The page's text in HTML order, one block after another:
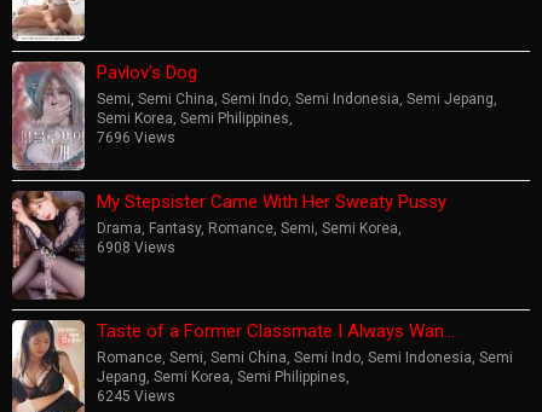
Pavlov’s Dog
Semi, Semi China, Semi Indo, Semi Indonesia, Semi Jepang,
Semi Korea, Semi Philippines,
7696 Views
My Stepsister Came With Her Sweaty Pussy
Drama, Fantasy, Romance, Semi, Semi Korea,
6908 Views
Taste of a Former Classmate I Always Wan…
Romance, Semi, Semi China, Semi Indo, Semi Indonesia, Semi
Jepang, Semi Korea, Semi Philippines,
6245 Views